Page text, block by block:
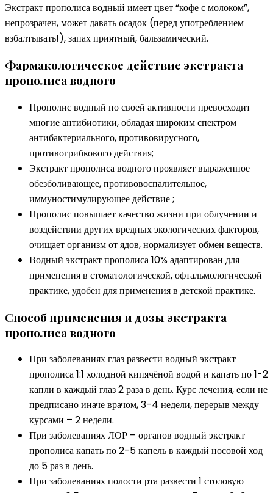
Экстракт прополиса водный имеет цвет “кофе с молоком”,
непрозрачен, может давать осадок (перед употреблением
взбалтывать!), запах приятный, бальзамический.
Фармакологическое действие экстракта
прополиса водного
Прополис водный по своей активности превосходит
многие антибиотики, обладая широким спектром
антибактериального, противовирусного,
противогрибкового действия;
Экстракт прополиса водного проявляет выраженное
обезболивающее, противовоспалительное,
иммуностимулирующее действие ;
Прополис повышает качество жизни при облучении и
воздействии других вредных экологических факторов,
очищает организм от ядов, нормализует обмен веществ.
Водный экстракт прополиса 10% адаптирован для
применения в стоматологической, офтальмологической
практике, удобен для применения в детской практике.
Способ применения и дозы экстракта
прополиса водного
При заболеваниях глаз развести водный экстракт
прополиса 1:1 холодной кипячёной водой и капать по 1-2
капли в каждый глаз 2 раза в день. Курс лечения, если не
предписано иначе врачом, 3-4 недели, перерыв между
курсами – 2 недели.
При заболеваниях ЛОР – органов водный экстракт
прополиса капать по 2-5 капель в каждый носовой ход
до 5 раз в день.
При заболеваниях полости рта развести 1 столовую